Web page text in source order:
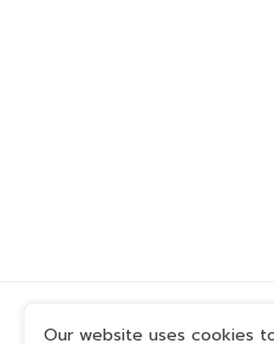
เพื่อ
Our website uses cookies